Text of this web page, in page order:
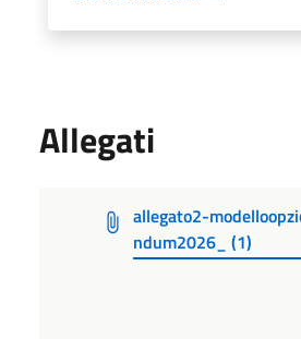
Allegati
allegato2-
ndum2026_ (1)